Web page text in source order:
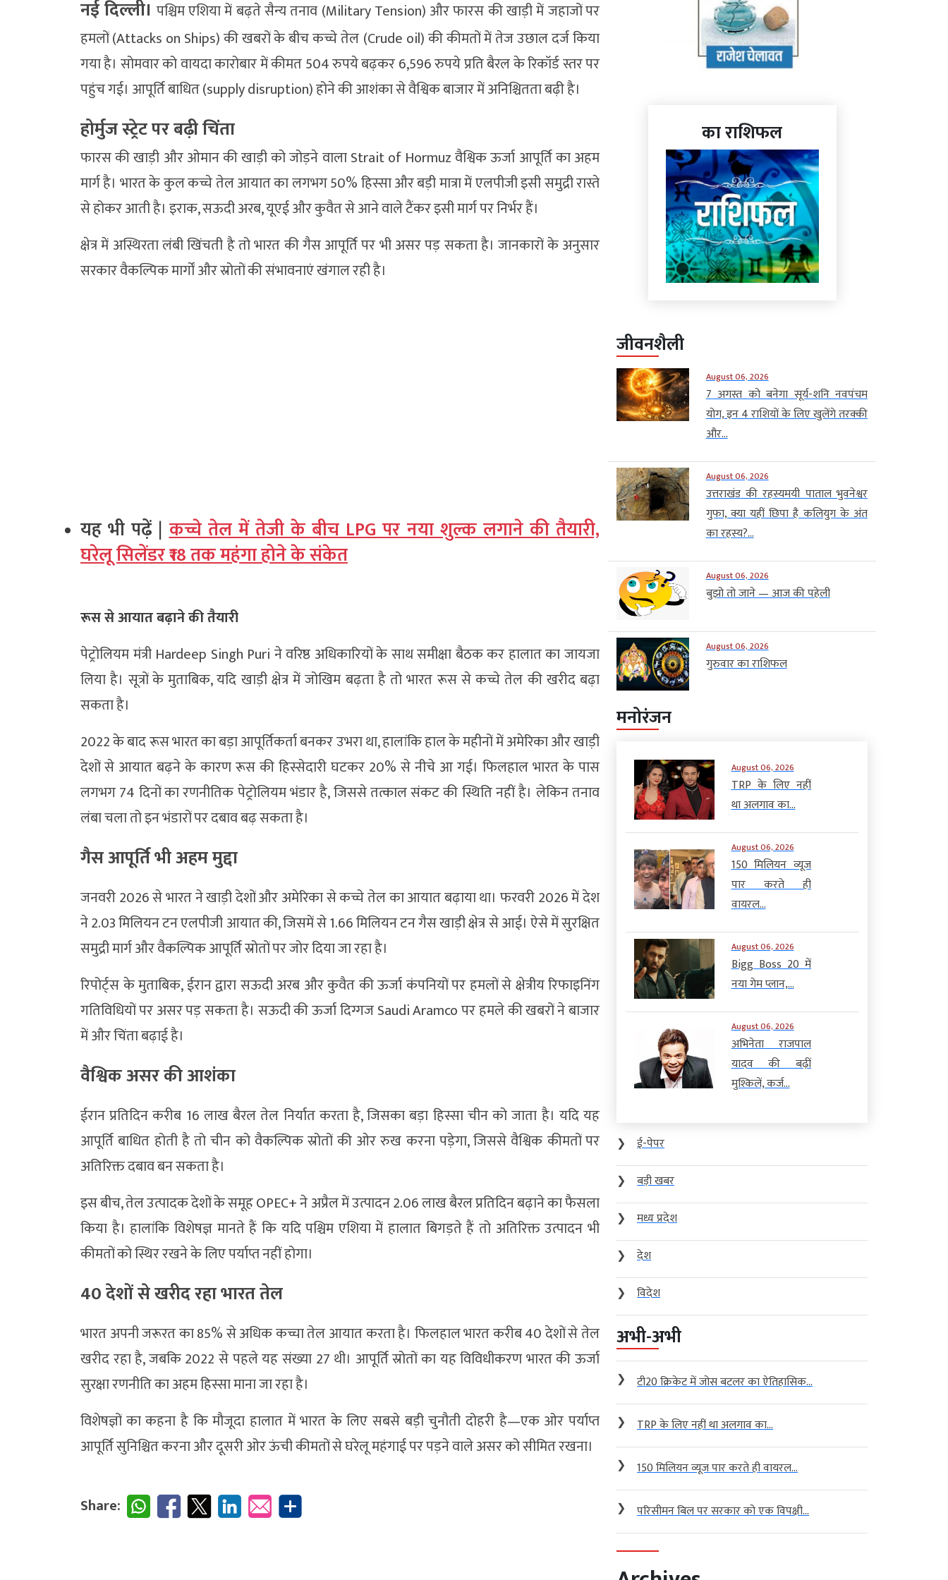
नई दिल्ली। पश्चिम एशिया में बढ़ते सैन्य तनाव (Military Tension) और फारस की खाड़ी में जहाजों पर
हमलों (Attacks on Ships) की खबरों के बीच कच्चे तेल (Crude oil) की कीमतों में तेज उछाल दर्ज किया
गया है। सोमवार को वायदा कारोबार में कीमत 504 रुपये बढ़कर 6,596 रुपये प्रति बैरल के रिकॉर्ड स्तर पर
पहुंच गई। आपूर्ति बाधित (supply disruption) होने की आशंका से वैश्विक बाजार में अनिश्चितता बढ़ी है।
होर्मुज स्ट्रेट पर बढ़ी चिंता
फारस की खाड़ी और ओमान की खाड़ी को जोड़ने वाला Strait of Hormuz वैश्विक ऊर्जा आपूर्ति का अहम
मार्ग है। भारत के कुल कच्चे तेल आयात का लगभग 50% हिस्सा और बड़ी मात्रा में एलपीजी इसी समुद्री रास्ते
से होकर आती है। इराक, सऊदी अरब, यूएई और कुवैत से आने वाले टैंकर इसी मार्ग पर निर्भर हैं।
क्षेत्र में अस्थिरता लंबी खिंचती है तो भारत की गैस आपूर्ति पर भी असर पड़ सकता है। जानकारों के अनुसार
सरकार वैकल्पिक मार्गों और स्रोतों की संभावनाएं खंगाल रही है।
यह भी पढ़ें |कच्चे तेल में तेजी के बीच LPG पर नया शुल्क लगाने की तैयारी,
घरेलू सिलेंडर ₹18 तक महंगा होने के संकेत
रूस से आयात बढ़ाने की तैयारी
पेट्रोलियम मंत्री Hardeep Singh Puri ने वरिष्ठ अधिकारियों के साथ समीक्षा बैठक कर हालात का जायजा
लिया है। सूत्रों के मुताबिक, यदि खाड़ी क्षेत्र में जोखिम बढ़ता है तो भारत रूस से कच्चे तेल की खरीद बढ़ा
सकता है।
2022 के बाद रूस भारत का बड़ा आपूर्तिकर्ता बनकर उभरा था, हालांकि हाल के महीनों में अमेरिका और खाड़ी
देशों से आयात बढ़ने के कारण रूस की हिस्सेदारी घटकर 20% से नीचे आ गई। फिलहाल भारत के पास
लगभग 74 दिनों का रणनीतिक पेट्रोलियम भंडार है, जिससे तत्काल संकट की स्थिति नहीं है। लेकिन तनाव
लंबा चला तो इन भंडारों पर दबाव बढ़ सकता है।
गैस आपूर्ति भी अहम मुद्दा
जनवरी 2026 से भारत ने खाड़ी देशों और अमेरिका से कच्चे तेल का आयात बढ़ाया था। फरवरी 2026 में देश
ने 2.03 मिलियन टन एलपीजी आयात की, जिसमें से 1.66 मिलियन टन गैस खाड़ी क्षेत्र से आई। ऐसे में सुरक्षित
समुद्री मार्ग और वैकल्पिक आपूर्ति स्रोतों पर जोर दिया जा रहा है।
रिपोर्ट्स के मुताबिक, ईरान द्वारा सऊदी अरब और कुवैत की ऊर्जा कंपनियों पर हमलों से क्षेत्रीय रिफाइनिंग
गतिविधियों पर असर पड़ सकता है। सऊदी की ऊर्जा दिग्गज Saudi Aramco पर हमले की खबरों ने बाजार
में और चिंता बढ़ाई है।
वैश्विक असर की आशंका
ईरान प्रतिदिन करीब 16 लाख बैरल तेल निर्यात करता है, जिसका बड़ा हिस्सा चीन को जाता है। यदि यह
आपूर्ति बाधित होती है तो चीन को वैकल्पिक स्रोतों की ओर रुख करना पड़ेगा, जिससे वैश्विक कीमतों पर
अतिरिक्त दबाव बन सकता है।
इस बीच, तेल उत्पादक देशों के समूह OPEC+ ने अप्रैल में उत्पादन 2.06 लाख बैरल प्रतिदिन बढ़ाने का फैसला
किया है। हालांकि विशेषज्ञ मानते हैं कि यदि पश्चिम एशिया में हालात बिगड़ते हैं तो अतिरिक्त उत्पादन भी
कीमतों को स्थिर रखने के लिए पर्याप्त नहीं होगा।
40 देशों से खरीद रहा भारत तेल
भारत अपनी जरूरत का 85% से अधिक कच्चा तेल आयात करता है। फिलहाल भारत करीब 40 देशों से तेल
खरीद रहा है, जबकि 2022 से पहले यह संख्या 27 थी। आपूर्ति स्रोतों का यह विविधीकरण भारत की ऊर्जा
सुरक्षा रणनीति का अहम हिस्सा माना जा रहा है।
विशेषज्ञों का कहना है कि मौजूदा हालात में भारत के लिए सबसे बड़ी चुनौती दोहरी है—एक ओर पर्याप्त
आपूर्ति सुनिश्चित करना और दूसरी ओर ऊंची कीमतों से घरेलू महंगाई पर पड़ने वाले असर को सीमित रखना।
Share:
का राशिफल
जीवनशैली
August 06, 2026
7 अगस्त को बनेगा सूर्य-शनि नवपंचम
योग, इन 4 राशियों के लिए खुलेंगे तरक्की
और...
August 06, 2026
उत्तराखंड की रहस्यमयी पाताल भुवनेश्वर
गुफा, क्या यहीं छिपा है कलियुग के अंत
का रहस्य?...
August 06, 2026
बुझो तो जाने — आज की पहेली
August 06, 2026
गुरुवार का राशिफल
मनोरंजन
August 06, 2026
TRP के लिए नहीं
था अलगाव का...
August 06, 2026
150 मिलियन व्यूज
पार करते ही
वायरल...
August 06, 2026
Bigg Boss 20 में
नया गेम प्लान,...
August 06, 2026
अभिनेता राजपाल
यादव की बढ़ीं
मुश्किलें, कर्ज...
❯
ई-पेपर
❯
बड़ी खबर
❯
मध्य प्रदेश
❯
देश
❯
विदेश
अभी-अभी
❯ टी20 क्रिकेट में जोस बटलर का ऐतिहासिक...
❯ TRP के लिए नहीं था अलगाव का...
❯ 150 मिलियन व्यूज पार करते ही वायरल...
❯ परिसीमन बिल पर सरकार को एक विपक्षी...